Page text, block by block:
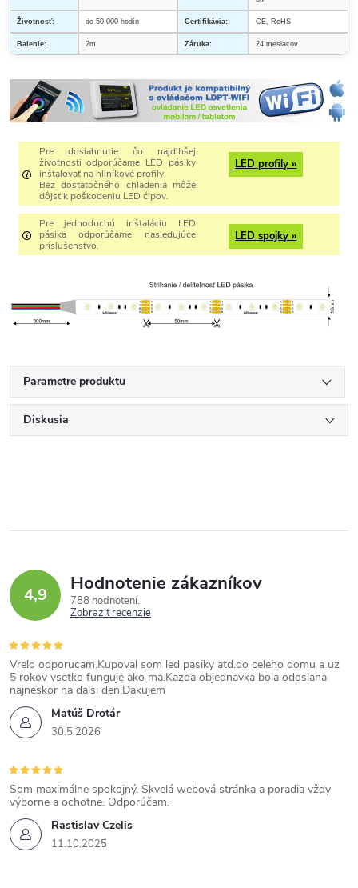
Životnosť: do 50 000 hodín Certifikácia: CE, RoHS
Balenie: 2m Záruka: 24 mesiacov
Pre dosiahnutie čo najdlhšej
životnosti odporúčame LED pásiky
inštalovať na hliníkové profily.
Bez dostatočného chladenia môže
dôjsť k poškodeniu LED čipov.
LED profily »
Pre jednoduchú inštaláciu LED
pásika odporúčame nasledujúce
príslušenstvo.
LED spojky »
Parametre produktu
Diskusia
4,9 Hodnotenie zákazníkov
788 hodnotení
Zobraziť recenzie
Matúš Drotár
30.5.2026
Vrelo odporucam.Kupoval som led pasiky atd.do celeho domu a uz
5 rokov vsetko funguje ako ma.Kazda objednavka bola odoslana
najneskor na dalsi den.Dakujem
Rastislav Czelis
11.10.2025
Som maximálne spokojný. Skvelá webová stránka a poradia vždy
výborne a ochotne. Odporúčam.